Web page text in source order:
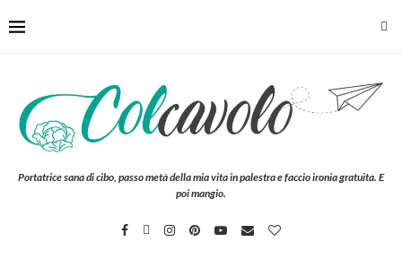
Portatrice sana di cibo, passo metà della mia vita in palestra e faccio ironia gratuita. E
poi mangio.